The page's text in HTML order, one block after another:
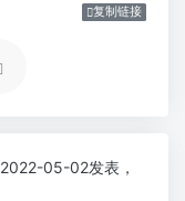
复制链接
2022-05-02发表，